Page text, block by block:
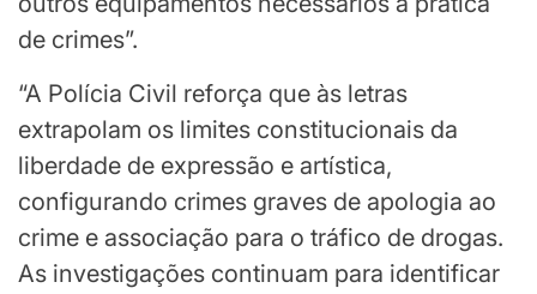
de crimes”.
“A Polícia Civil reforça que às letras
extrapolam os limites constitucionais da
liberdade de expressão e artística,
configurando crimes graves de apologia ao
crime e associação para o tráfico de drogas.
As investigações continuam para identificar